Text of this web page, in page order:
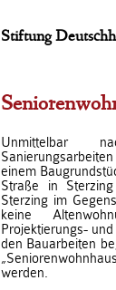
Stiftung
Unmittelbar
einem
Straße in
Sterzing im
keine
Projektierungs-
den Bauarbeiten
werden.